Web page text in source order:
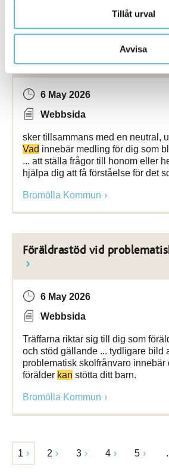
Tillåt urval
Avvisa
Medling vid brott
6 May 2026
Webbsida
sker tillsammans med en neutral,
Vad innebär medling för dig som
... att ställa frågor till honom eller
hjälpa dig att få förståelse för det
Bromölla Kommun
Föräldrastöd vid
6 May 2026
Webbsida
Träffarna riktar sig till dig som
och stöd gällande ... tydligare bild
problematisk skolfrånvaro innebär
förälder kan stötta ditt barn.
Bromölla Kommun
1 2 3 4 5